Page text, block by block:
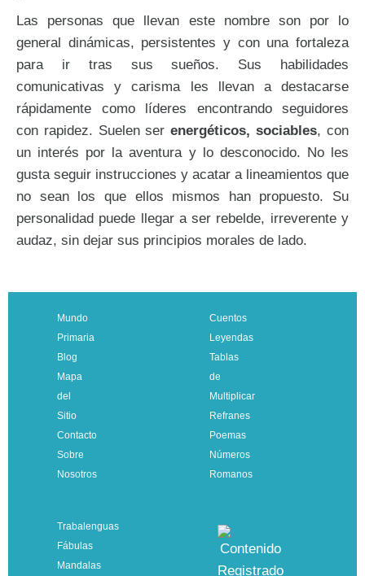
Las personas que llevan este nombre son por lo
general dinámicas, persistentes y con una fortaleza
para ir tras sus sueños. Sus habilidades
comunicativas y carisma les llevan a destacarse
rápidamente como líderes encontrando seguidores
con rapidez. Suelen serenergéticos, sociables, con
un interés por la aventura y lo desconocido. No les
gusta seguir instrucciones y acatar a lineamientos que
no sean los que ellos mismos han propuesto. Su
personalidad puede llegar a ser rebelde, irreverente y
audaz, sin dejar sus principios morales de lado.
Mundo
Primaria
Blog
Mapa
del
Sitio
Contacto
Sobre
Nosotros
Cuentos
Leyendas
Tablas
de
Multiplicar
Refranes
Poemas
Números
Romanos
Trabalenguas
Fábulas
Mandalas